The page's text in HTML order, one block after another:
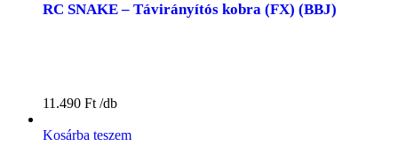
RC SNAKE – Távirányítós kobra (FX) (BBJ)
11.490 Ft
Kosárba teszem